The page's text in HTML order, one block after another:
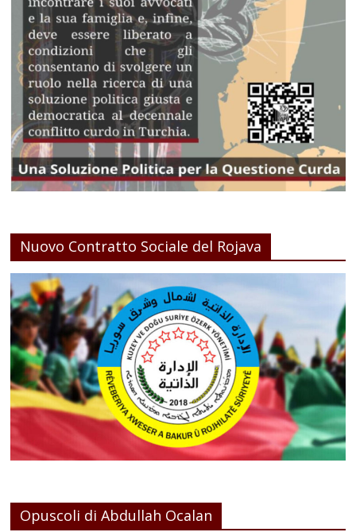
Nuovo Contratto Sociale del Rojava
Opuscoli di Abdullah Ocalan